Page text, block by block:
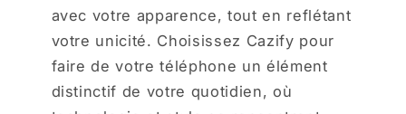
avec votre apparence, tout en reflétant
votre unicité. Choisissez Cazify pour
faire de votre téléphone un élément
distinctif de votre quotidien, où